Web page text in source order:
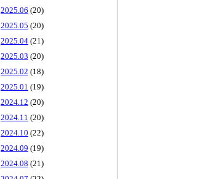
2025.06 (20)
2025.05 (20)
2025.04 (21)
2025.03 (20)
2025.02 (18)
2025.01 (19)
2024.12 (20)
2024.11 (20)
2024.10 (22)
2024.09 (19)
2024.08 (21)